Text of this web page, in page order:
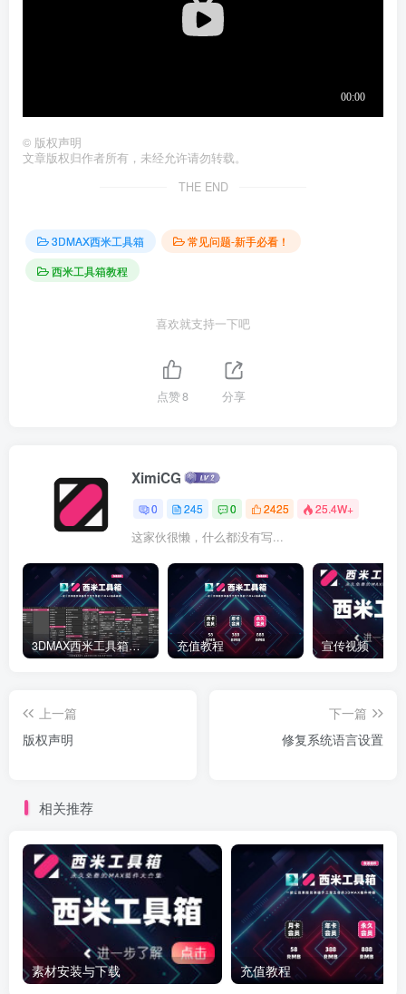
© 版权声明
文章版权归作者所有，未经允许请勿转载。
THE END
3DMAX西米工具箱
常见问题-新手必看！
西米工具箱教程
喜欢就支持一下吧
点赞8 分享
XimiCG
0 245 0 2425 25.4W+
这家伙很懒，什么都没有写...
3DMAX西米工具箱下载 充值教程 宣传视频
上一篇
版权声明
下一篇
修复系统语言设置
相关推荐
素材安装与下载 充值教程